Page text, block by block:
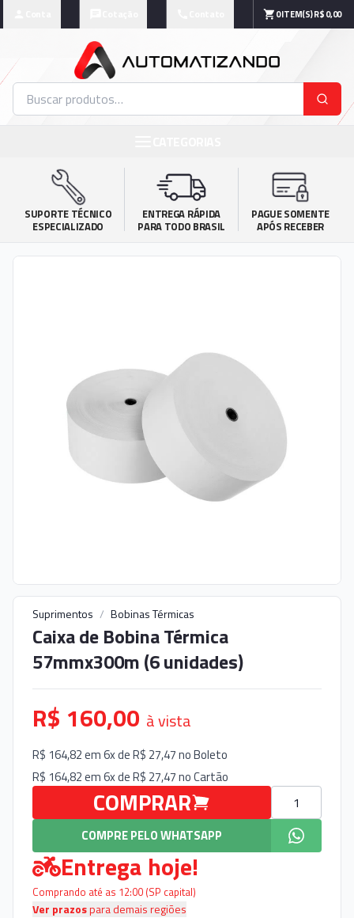
0ITEM(S)R$ 0,00
SUPORTE TÉCNICO
ESPECIALIZADO
ENTREGA RÁPIDA
PARA TODO BRASIL
PAGUE SOMENTE
APÓS RECEBER
Suprimentos / Bobinas Térmicas
Caixa de Bobina Térmica
57mmx300m (6 unidades)
R$ 160,00 à vista
R$ 164,82 em 6x de R$ 27,47 noBoleto
R$ 164,82 em 6x de R$ 27,47 noCartão
COMPRAR
Quantidade
COMPRE PELO WHATSAPP
Entrega hoje!
Comprando até as 12:00 (SP capital)
Ver prazospara demais regiões